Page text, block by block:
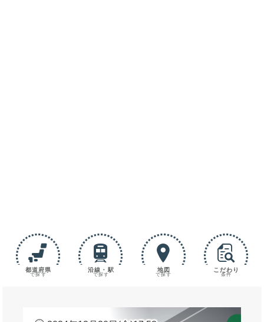
都道府県
で探す
沿線・駅
で探す
地図
で探す
こだわり
条件